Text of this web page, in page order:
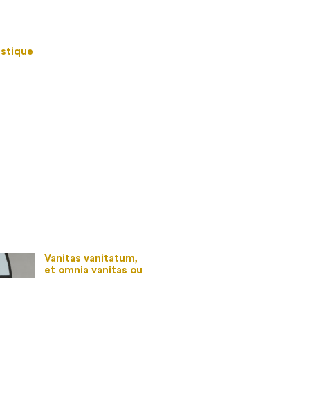
Vanitas vanitatum,
et omnia vanitas ou